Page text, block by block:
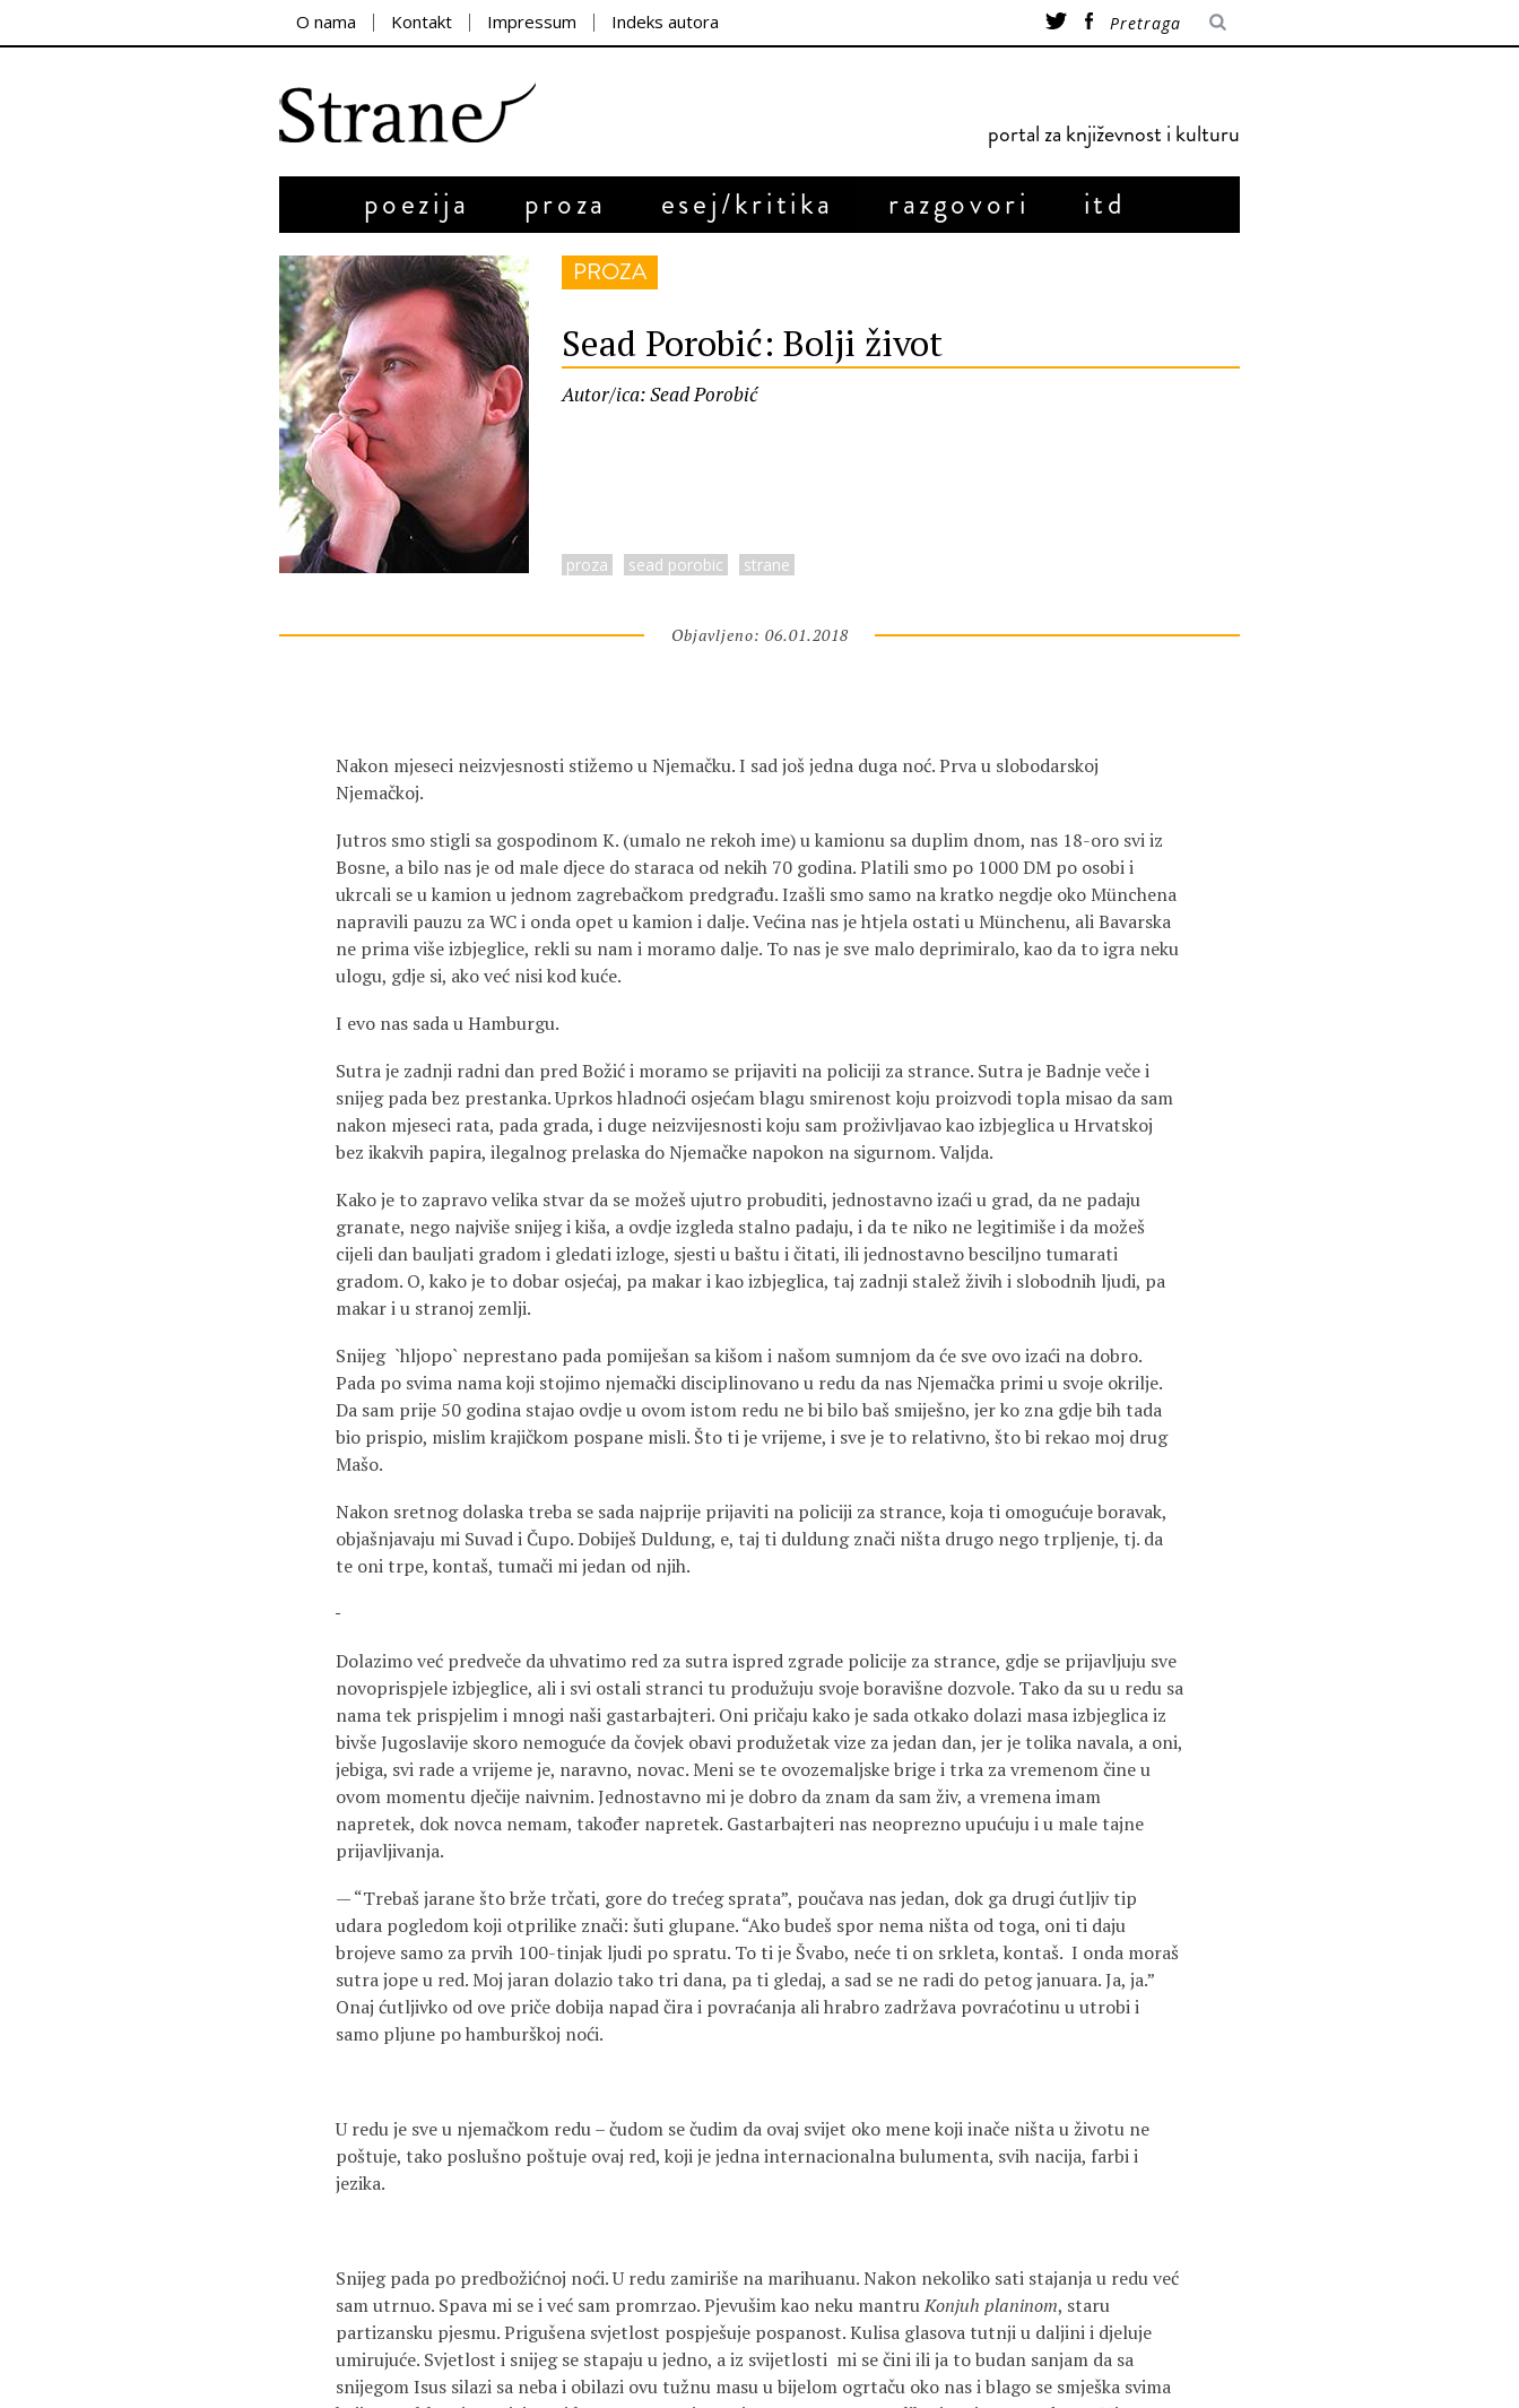
O nama Kontakt Impressum Indeks autora
portal za književnost i kulturu
poezija proza esej/kritika razgovori itd
PROZA
Sead Porobić: Bolji život
Autor/ica: Sead Porobić
proza sead porobic strane
Objavljeno: 06.01.2018
Nakon mjeseci neizvjesnosti stižemo u Njemačku. I sad još jedna duga noć. Prva u slobodarskoj
Njemačkoj.
Jutros smo stigli sa gospodinom K. (umalo ne rekoh ime) u kamionu sa duplim dnom, nas 18-oro svi iz
Bosne, a bilo nas je od male djece do staraca od nekih 70 godina. Platili smo po 1000 DM po osobi i
ukrcali se u kamion u jednom zagrebačkom predgrađu. Izašli smo samo na kratko negdje oko Münchena
napravili pauzu za WC i onda opet u kamion i dalje. Većina nas je htjela ostati u Münchenu, ali Bavarska
ne prima više izbjeglice, rekli su nam i moramo dalje. To nas je sve malo deprimiralo, kao da to igra neku
ulogu, gdje si, ako već nisi kod kuće.
I evo nas sada u Hamburgu.
Sutra je zadnji radni dan pred Božić i moramo se prijaviti na policiji za strance. Sutra je Badnje veče i
snijeg pada bez prestanka. Uprkos hladnoći osjećam blagu smirenost koju proizvodi topla misao da sam
nakon mjeseci rata, pada grada, i duge neizvijesnosti koju sam proživljavao kao izbjeglica u Hrvatskoj
bez ikakvih papira, ilegalnog prelaska do Njemačke napokon na sigurnom. Valjda.
Kako je to zapravo velika stvar da se možeš ujutro probuditi, jednostavno izaći u grad, da ne padaju
granate, nego najviše snijeg i kiša, a ovdje izgleda stalno padaju, i da te niko ne legitimiše i da možeš
cijeli dan bauljati gradom i gledati izloge, sjesti u baštu i čitati, ili jednostavno besciljno tumarati
gradom. O, kako je to dobar osjećaj, pa makar i kao izbjeglica, taj zadnji stalež živih i slobodnih ljudi, pa
makar i u stranoj zemlji.
Snijeg `hljopo` neprestano pada pomiješan sa kišom i našom sumnjom da će sve ovo izaći na dobro.
Pada po svima nama koji stojimo njemački disciplinovano u redu da nas Njemačka primi u svoje okrilje.
Da sam prije 50 godina stajao ovdje u ovom istom redu ne bi bilo baš smiješno, jer ko zna gdje bih tada
bio prispio, mislim krajičkom pospane misli. Što ti je vrijeme, i sve je to relativno, što bi rekao moj drug
Mašo.
Nakon sretnog dolaska treba se sada najprije prijaviti na policiji za strance, koja ti omogućuje boravak,
objašnjavaju mi Suvad i Čupo. Dobiješ Duldung, e, taj ti duldung znači ništa drugo nego trpljenje, tj. da
te oni trpe, kontaš, tumači mi jedan od njih.
Dolazimo već predveče da uhvatimo red za sutra ispred zgrade policije za strance, gdje se prijavljuju sve
novoprispjele izbjeglice, ali i svi ostali stranci tu produžuju svoje boravišne dozvole. Tako da su u redu sa
nama tek prispjelim i mnogi naši gastarbajteri. Oni pričaju kako je sada otkako dolazi masa izbjeglica iz
bivše Jugoslavije skoro nemoguće da čovjek obavi produžetak vize za jedan dan, jer je tolika navala, a oni,
jebiga, svi rade a vrijeme je, naravno, novac. Meni se te ovozemaljske brige i trka za vremenom čine u
ovom momentu dječije naivnim. Jednostavno mi je dobro da znam da sam živ, a vremena imam
napretek, dok novca nemam, također napretek. Gastarbajteri nas neoprezno upućuju i u male tajne
prijavljivanja.
— “Trebaš jarane što brže trčati, gore do trećeg sprata”, poučava nas jedan, dok ga drugi ćutljiv tip
udara pogledom koji otprilike znači: šuti glupane. “Ako budeš spor nema ništa od toga, oni ti daju
brojeve samo za prvih 100-tinjak ljudi po spratu. To ti je Švabo, neće ti on srkleta, kontaš. I onda moraš
sutra jope u red. Moj jaran dolazio tako tri dana, pa ti gledaj, a sad se ne radi do petog januara. Ja, ja.”
Onaj ćutljivko od ove priče dobija napad čira i povraćanja ali hrabro zadržava povraćotinu u utrobi i
samo pljune po hamburškoj noći.
U redu je sve u njemačkom redu – čudom se čudim da ovaj svijet oko mene koji inače ništa u životu ne
poštuje, tako poslušno poštuje ovaj red, koji je jedna internacionalna bulumenta, svih nacija, farbi i
jezika.
Snijeg pada po predbožićnoj noći. U redu zamiriše na marihuanu. Nakon nekoliko sati stajanja u redu već
sam utrnuo. Spava mi se i već sam promrzao. Pjevušim kao neku mantruKonjuh planinom, staru
partizansku pjesmu. Prigušena svjetlost pospješuje pospanost. Kulisa glasova tutnji u daljini i djeluje
umirujuće. Svjetlost i snijeg se stapaju u jedno, a iz svijetlosti mi se čini ili ja to budan sanjam da sa
snijegom Isus silazi sa neba i obilazi ovu tužnu masu u bijelom ogrtaču oko nas i blago se smješka svima